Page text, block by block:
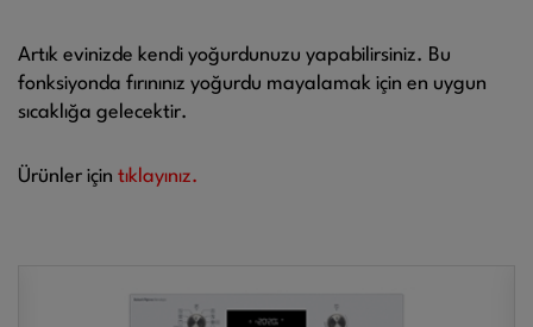
Artık evinizde kendi yoğurdunuzu yapabilirsiniz. Bu
fonksiyonda fırınınız yoğurdu mayalamak için en uygun
sıcaklığa gelecektir.
Ürünler için tıklayınız.